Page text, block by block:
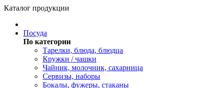
Каталог продукции
Посуда
По категории
Тарелки, блюда, блюдца
Кружки / чашки
Чайник, молочник, сахарница
Сервизы, наборы
Бокалы, фужеры, стаканы